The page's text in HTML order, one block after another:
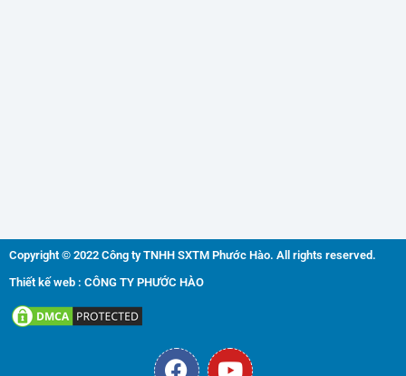
Copyright © 2022 Công ty TNHH SXTM Phước Hào. All rights reserved.
Thiết kế web : CÔNG TY PHƯỚC HÀO
F
Y